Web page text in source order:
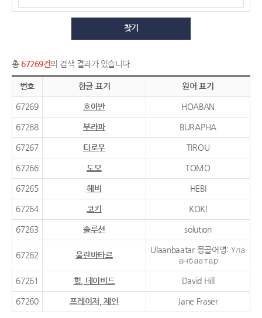
찾기
총 67269건의 검색 결과가 있습니다.
번호 한글 표기 원어 표기
67269 호아반 HOABAN
67268 부라파 BURAPHA
67267 티로우 TIROU
67266 도모 TOMO
67265 헤비 HEBI
67264 코키 KOKI
67263 솔루션 solution
67262 울란바타르
Ulaanbaatar 몽골어명: Ула
анбаатар
67261 힐, 데이비드 David Hill
67260 프레이저, 제인 Jane Fraser